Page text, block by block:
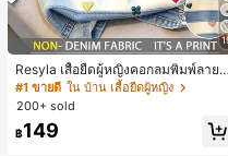
Resyla เสื้อยืดผู้หญิงคอกลมพิมพ์ลายด
อกไม้ 3D ลายพิมพ์
#1 ขายดี ใน บ้าน เสื้อยืดผู้หญิง
200+ sold
฿149